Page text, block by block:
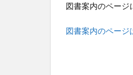
図書案内のページ
図書案内のページ